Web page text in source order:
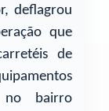
deflagrou
que
de
no bairro